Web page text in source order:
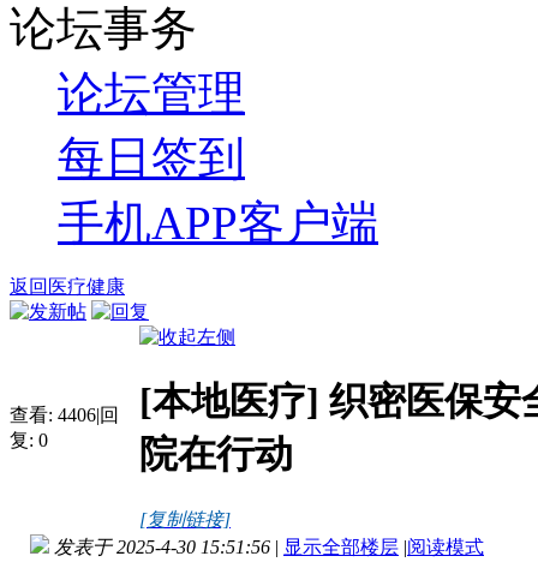
论坛事务
论坛管理
每日签到
手机APP客户端
返回医疗健康
查看: 4406|回
复: 0
[本地医疗] 织密医保安
院在行动
[复制链接]
发表于 2025-4-30 15:51:56 | 显示全部楼层 |阅读模式